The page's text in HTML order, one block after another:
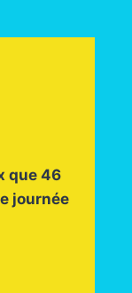
que 46
journée